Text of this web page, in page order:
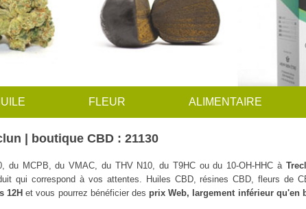
FLEUR ALIMENTAIRE
| boutique CBD : 21130
du MCPB, du VMAC, du THV N10, du T9HC ou du 10-OH-HHC à
qui correspond à vos attentes. Huiles CBD, résines CBD, fleurs de
12Het vous pourrez bénéficier des prix Web, largement inférieur qu'en